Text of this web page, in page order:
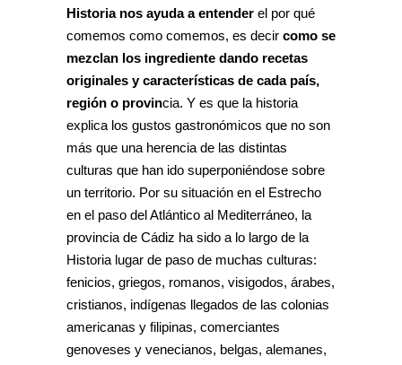
Historia nos ayuda a entender el por qué
comemos como comemos, es decir como se
mezclan los ingrediente dando recetas
originales y características de cada país,
región o provincia. Y es que la historia
explica los gustos gastronómicos que no son
más que una herencia de las distintas
culturas que han ido superponiéndose sobre
un territorio. Por su situación en el Estrecho
en el paso del Atlántico al Mediterráneo, la
provincia de Cádiz ha sido a lo largo de la
Historia lugar de paso de muchas culturas:
fenicios, griegos, romanos, visigodos, árabes,
cristianos, indígenas llegados de las colonias
americanas y filipinas, comerciantes
genoveses y venecianos, belgas, alemanes,